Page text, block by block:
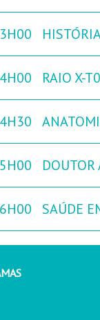
RAIO X-
DOUTOR
SAÚDE